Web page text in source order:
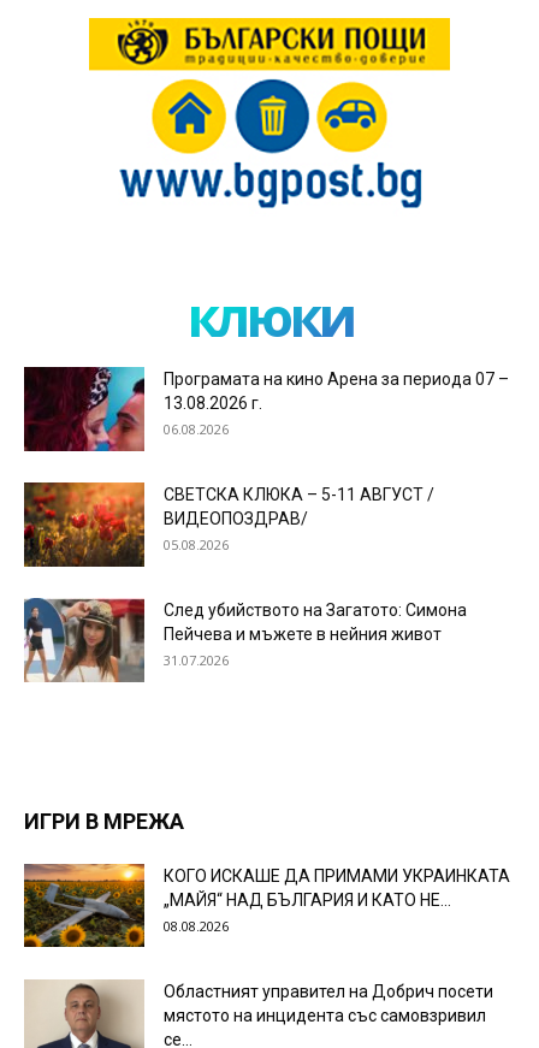
клюки
Програмата на кино Арена за периода 07 –
13.08.2026 г.
06.08.2026
СВЕТСКА КЛЮКА – 5-11 АВГУСТ /
ВИДЕОПОЗДРАВ/
05.08.2026
След убийството на Загатото: Симона
Пейчева и мъжете в нейния живот
31.07.2026
ИГРИ В МРЕЖА
КОГО ИСКАШЕ ДА ПРИМАМИ УКРАИНКАТА
„МАЙЯ“ НАД БЪЛГАРИЯ И КАТО НЕ...
08.08.2026
Областният управител на Добрич посети
мястото на инцидента със самовзривил
се...